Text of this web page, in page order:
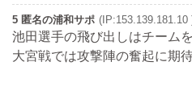
5 匿名の浦和サポ (IP:153.139.181.10
池田選手の飛び出しはチーム
大宮戦では攻撃陣の奮起に期